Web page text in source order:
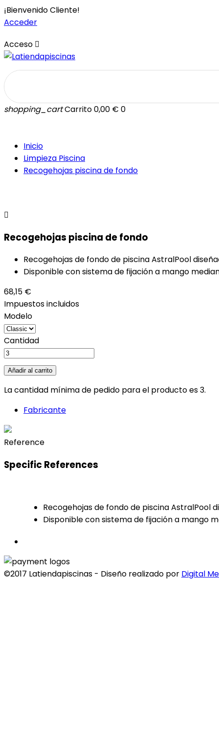
¡Bienvenido Cliente!
Acceder
Acceso 
shopping_cartCarrito0,00 € 0
Inicio
Limpieza Piscina
Recogehojas piscina de fondo

Recogehojas piscina de fondo
Recogehojas de fondo de piscina AstralPool
Disponible con sistema de fijación a mango
68,15 €
Impuestos incluidos
Modelo
Cantidad
Añadir al carrito
La cantidad mínima de pedido para el producto es 3.
Fabricante
Reference
Specific References
Recogehojas de fondo de piscina AstralPool
Disponible con sistema de fijación a mango
©2017 Latiendapiscinas - Diseño realizado por Digital